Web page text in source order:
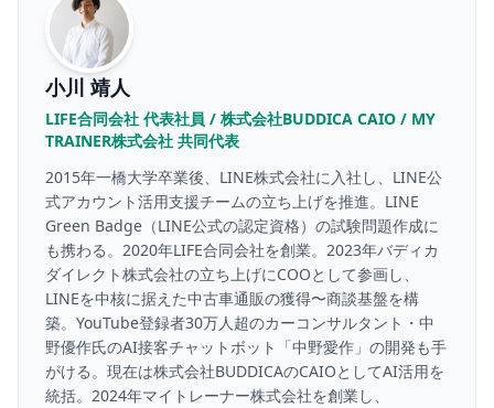
小川 靖人
LIFE合同会社 代表社員 / 株式会社BUDDICA CAIO / MY
TRAINER株式会社 共同代表
2015年一橋大学卒業後、LINE株式会社に入社し、LINE公
式アカウント活用支援チームの立ち上げを推進。LINE
Green Badge（LINE公式の認定資格）の試験問題作成に
も携わる。2020年LIFE合同会社を創業。2023年バディカ
ダイレクト株式会社の立ち上げにCOOとして参画し、
LINEを中核に据えた中古車通販の獲得〜商談基盤を構
築。YouTube登録者30万人超のカーコンサルタント・中
野優作氏のAI接客チャットボット「中野愛作」の開発も手
がける。現在は株式会社BUDDICAのCAIOとしてAI活用を
統括。2024年マイトレーナー株式会社を創業し、